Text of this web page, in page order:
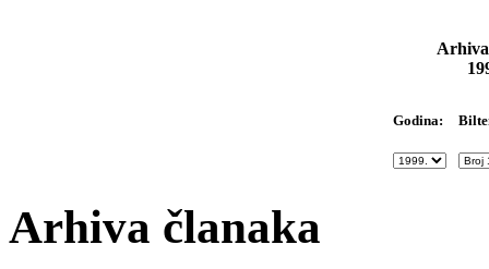
Godina:
Arhiva članaka